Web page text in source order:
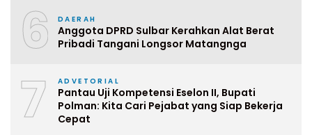
6 DAERAH
Anggota DPRD Sulbar Kerahkan Alat Berat
Pribadi Tangani Longsor Matangnga
7 ADVETORIAL
Pantau Uji Kompetensi Eselon II, Bupati
Polman: Kita Cari Pejabat yang Siap Bekerja
Cepat